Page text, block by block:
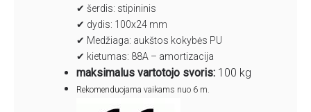
✔ šerdis: stipininis
✔ dydis: 100x24 mm
✔ Medžiaga: aukštos kokybės PU
✔ kietumas: 88A – amortizacija
maksimalus vartotojo svoris: 100 kg
Rekomenduojama vaikams nuo 6 m.